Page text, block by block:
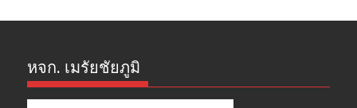
หจก. เมรัยชัยภูมิ